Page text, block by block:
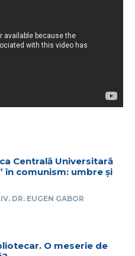
Centrală Universitară
în comunism: umbre și
DR. EUGEN GABOR
O meserie de